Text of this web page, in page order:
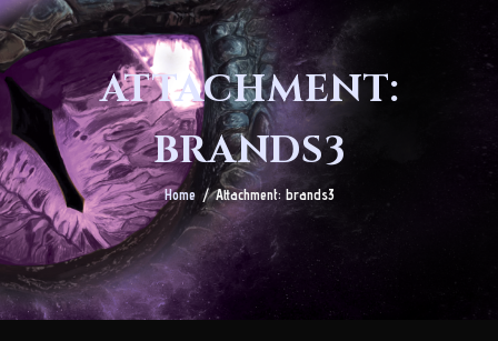
ATTACHMENT:
BRANDS3
Home Attachment: brands3